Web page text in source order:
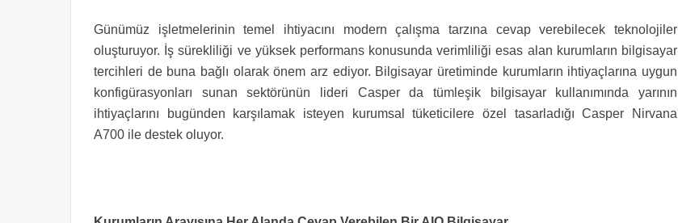
Günümüz işletmelerinin temel ihtiyacını modern çalışma tarzına cevap verebilecek teknolojiler
oluşturuyor. İş sürekliliği ve yüksek performans konusunda verimliliği esas alan kurumların bilgisayar
tercihleri de buna bağlı olarak önem arz ediyor. Bilgisayar üretiminde kurumların ihtiyaçlarına uygun
konfigürasyonları sunan sektörünün lideri Casper da tümleşik bilgisayar kullanımında yarının
ihtiyaçlarını bugünden karşılamak isteyen kurumsal tüketicilere özel tasarladığı Casper Nirvana
A700 ile destek oluyor.